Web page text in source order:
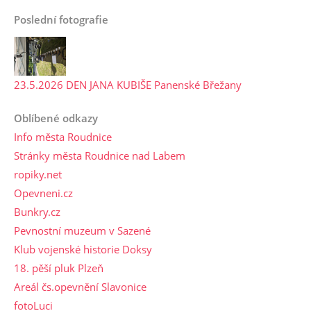
Poslední fotografie
23.5.2026 DEN JANA KUBIŠE Panenské Břežany
Oblíbené odkazy
Info města Roudnice
Stránky města Roudnice nad Labem
ropiky.net
Opevneni.cz
Bunkry.cz
Pevnostní muzeum v Sazené
Klub vojenské historie Doksy
18. pěší pluk Plzeň
Areál čs.opevnění Slavonice
fotoLuci